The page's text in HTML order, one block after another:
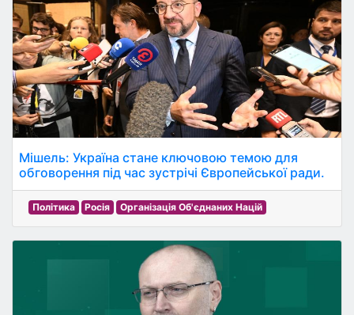
Мішель: Україна стане ключовою темою для
обговорення під час зустрічі Європейської ради.
Політика Росія Організація Об'єднаних Націй